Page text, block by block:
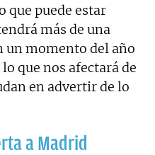
que puede estar
más de una
un momento del año
que nos afectará de
en advertir de lo
a Madrid